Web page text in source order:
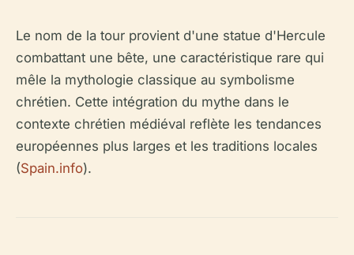
Le nom de la tour provient d'une statue d'Hercule
combattant une bête, une caractéristique rare qui
mêle la mythologie classique au symbolisme
chrétien. Cette intégration du mythe dans le
contexte chrétien médiéval reflète les tendances
européennes plus larges et les traditions locales
(Spain.info).